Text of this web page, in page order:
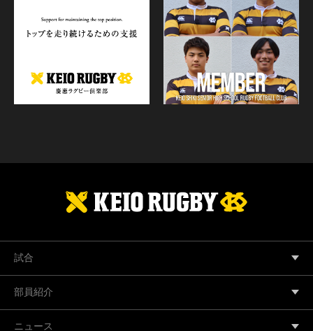
試合
部員紹介
ニュース